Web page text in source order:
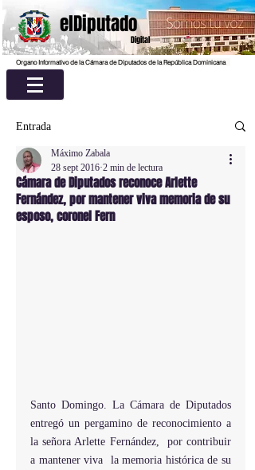
elDiputado
Digital
Organo Informativo de la Cámara de Diputados de la República Dominicana
Entrada
Cámara de Diputados reconoce Arlette
Fernández, por mantener viva memoria de su
esposo, coronel Fern
Máximo Zabala
28 sept 2016 2 min de lectura
Santo Domingo. La Cámara de Diputados
entregó un pergamino de reconocimiento a
la señora Arlette Fernández,  por contribuir
a mantener viva  la memoria histórica de su